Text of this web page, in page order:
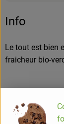
Info
Le tout est bien
fraicheur bio-
FARINE
Ingrédients